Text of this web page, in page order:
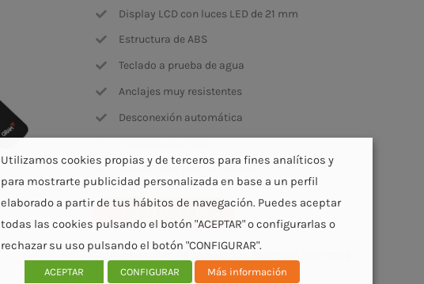
Display LCD con luces LED de 21 mm
Estructura de ABS
Teclado a prueba de agua
Anclajes muy resistentes
Desconexión automática
Mando para control remoto
Categorías: Pesaje Industrial
Utilizamos cookies propias y de terceros para fines analíticos y
para mostrarte publicidad personalizada en base a un perfil
elaborado a partir de tus hábitos de navegación. Puedes aceptar
todas las cookies pulsando el botón "ACEPTAR" o configurarlas o
rechazar su uso pulsando el botón "CONFIGURAR".
ACEPTAR CONFIGURAR Más información